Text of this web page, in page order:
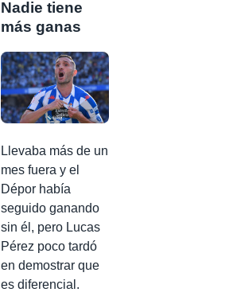
Nadie tiene
más ganas
Llevaba más de un
mes fuera y el
Dépor había
seguido ganando
sin él, pero Lucas
Pérez poco tardó
en demostrar que
es diferencial.